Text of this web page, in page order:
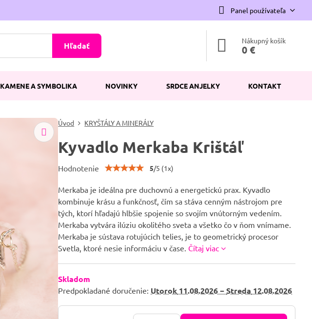
Panel používateľa
Hľadať Nákupný košík
0 €
KAMENE A SYMBOLIKA NOVINKY SRDCE ANJELKY KONTAKT
Úvod KRYŠTÁLY A MINERÁLY
Kyvadlo Merkaba Krištáľ
Hodnotenie 5/5 (1x)
Merkaba je ideálna pre duchovnú a energetickú prax. Kyvadlo
kombinuje krásu a funkčnosť, čím sa stáva cenným nástrojom pre
tých, ktorí hľadajú hlbšie spojenie so svojím vnútorným vedením.
Merkaba vytvára ilúziu okolitého sveta a všetko čo v ňom vnímame.
Merkaba je sústava rotujúcich telies, je to geometrický procesor
Svetla, ktoré nesie informáciu v čase. Čítaj viac
Skladom
Predpokladané doručenie: Utorok 11.08.2026 −Streda 12.08.2026